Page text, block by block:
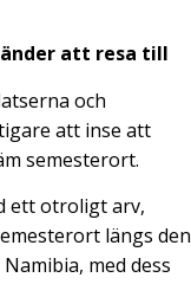
att resa till
och
att inse att
semesterort.
ett otroligt arv,
längs den
med dess